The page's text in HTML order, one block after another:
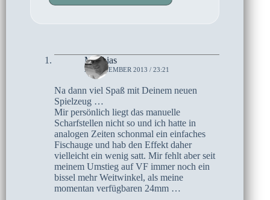
Matthias
28. DEZEMBER 2013 / 23:21
Na dann viel Spaß mit Deinem neuen
Spielzeug …
Mir persönlich liegt das manuelle
Scharfstellen nicht so und ich hatte in
analogen Zeiten schonmal ein einfaches
Fischauge und hab den Effekt daher
vielleicht ein wenig satt. Mir fehlt aber seit
meinem Umstieg auf VF immer noch ein
bissel mehr Weitwinkel, als meine
momentan verfügbaren 24mm …